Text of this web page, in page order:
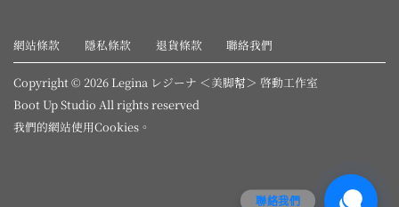
網站條款 隱私條款 退貨條款 聯絡我們
Copyright © 2026 Legina レジーナ ＜美脚幇＞ 啓動工作室
Boot Up Studio All rights reserved
我們的網站使用Cookies 。
聯絡我們